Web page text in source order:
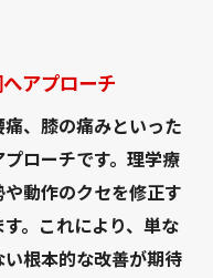
アプローチ
、膝の痛みといった
ローチです。理学療
動作のクセを修正す
。これにより、単な
根本的な改善が期待